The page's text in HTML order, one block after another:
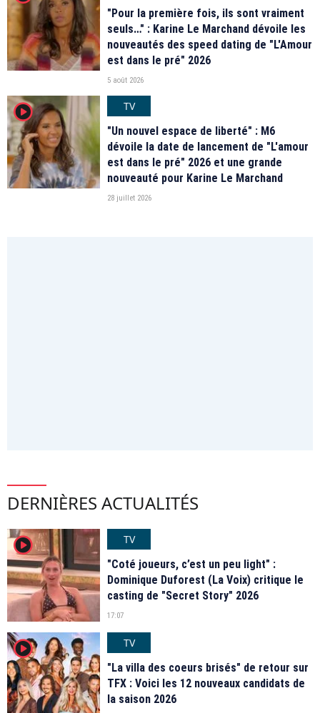
"Pour la première fois, ils sont vraiment
seuls…" : Karine Le Marchand dévoile les
nouveautés des speed dating de "L'Amour
est dans le pré" 2026
5 août 2026
player2
TV
"Un nouvel espace de liberté" : M6
dévoile la date de lancement de "L'amour
est dans le pré" 2026 et une grande
nouveauté pour Karine Le Marchand
28 juillet 2026
DERNIÈRES ACTUALITÉS
player2
TV
"Coté joueurs, c’est un peu light" :
Dominique Duforest (La Voix) critique le
casting de "Secret Story" 2026
17:07
player2
TV
"La villa des coeurs brisés" de retour sur
TFX : Voici les 12 nouveaux candidats de
la saison 2026